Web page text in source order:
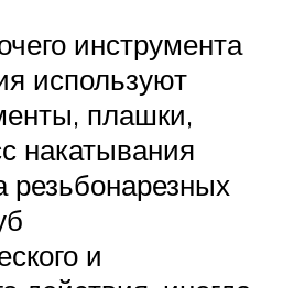
инструмента
используют
плашки,
накатывания
резьбонарезных
и